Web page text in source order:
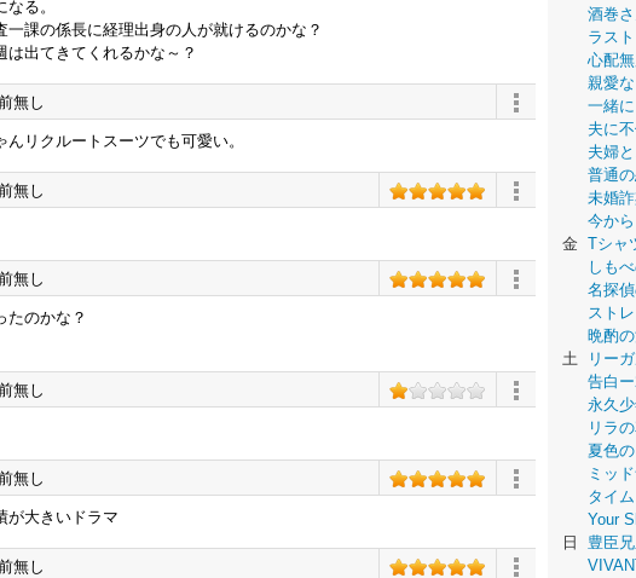
る。
一課の係長に経理出身の人が就けるのかな？
は出てきてくれるかな～？
無し
リクルートスーツでも可愛い。
無し
無し
たのかな？
無し
無し
が大きいドラマ
無し
酒巻
ラス
心配
親愛
一緒
夫に
夫婦
普通
未婚
今か
金 Tシャ
しも
名探
スト
晩酌
土
リー
告白
永久
リラ
夏色
ミッ
タイ
Your
日
豊臣